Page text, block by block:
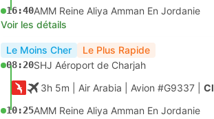
16:40AMM Reine Aliya Amman En Jordanie
Voir les détails
Le Moins Cher Le Plus Rapide
08:20SHJ Aéroport de Charjah
3h 5m | Air Arabia Avion #G9337
10:25AMM Reine Aliya Amman En Jordanie